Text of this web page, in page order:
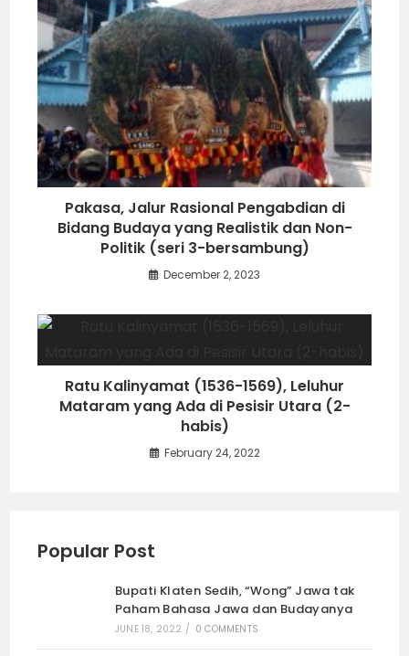
Pakasa, Jalur Rasional Pengabdian di
Bidang Budaya yang Realistik dan Non-
Politik (seri 3-bersambung)
December 2, 2023
Ratu Kalinyamat (1536-1569), Leluhur
Mataram yang Ada di Pesisir Utara (2-
habis)
February 24, 2022
Popular Post
Bupati Klaten Sedih, “Wong” Jawa tak
Paham Bahasa Jawa dan Budayanya
JUNE 18, 2022 / 0 COMMENTS